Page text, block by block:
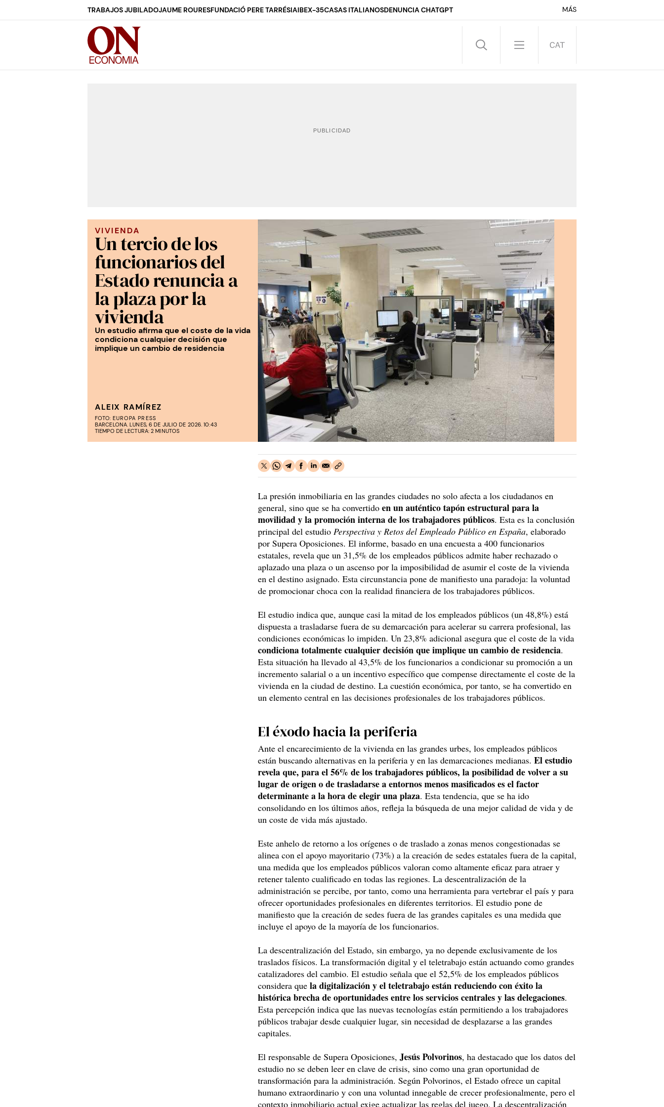
TRABAJOS JUBILADOJAUME ROURESFUNDACIÓ PERE TARRÉSIAIBEX-35CASAS ITALIANOSDENUNCIA CHATGPT MÁS
VIVIENDA
Un tercio de los
funcionarios del
Estado renuncia a
la plaza por la
vivienda
Un estudio afirma que el coste de la vida
condiciona cualquier decisión que
implique un cambio de residencia
ALEIX RAMÍREZ
FOTO: EUROPA PRESS
BARCELONA. LUNES, 6 DE JULIO DE 2026. 10:43
TIEMPO DE LECTURA: 2 MINUTOS
La presión inmobiliaria en las grandes ciudades no solo afecta a los ciudadanos en
general, sino que se ha convertido en un auténtico tapón estructural para la
movilidad y la promoción interna de los trabajadores públicos. Esta es la conclusión
principal del estudio Perspectiva y Retos del Empleado Público en España, elaborado
por Supera Oposiciones. El informe, basado en una encuesta a 400 funcionarios
estatales, revela que un 31,5% de los empleados públicos admite haber rechazado o
aplazado una plaza o un ascenso por la imposibilidad de asumir el coste de la vivienda
en el destino asignado. Esta circunstancia pone de manifiesto una paradoja: la voluntad
de promocionar choca con la realidad financiera de los trabajadores públicos.
El estudio indica que, aunque casi la mitad de los empleados públicos (un 48,8%) está
dispuesta a trasladarse fuera de su demarcación para acelerar su carrera profesional, las
condiciones económicas lo impiden. Un 23,8% adicional asegura que el coste de la vida
condiciona totalmente cualquier decisión que implique un cambio de residencia.
Esta situación ha llevado al 43,5% de los funcionarios a condicionar su promoción a un
incremento salarial o a un incentivo específico que compense directamente el coste de la
vivienda en la ciudad de destino. La cuestión económica, por tanto, se ha convertido en
un elemento central en las decisiones profesionales de los trabajadores públicos.
El éxodo hacia la periferia
Ante el encarecimiento de la vivienda en las grandes urbes, los empleados públicos
están buscando alternativas en la periferia y en las demarcaciones medianas. El estudio
revela que, para el 56% de los trabajadores públicos, la posibilidad de volver a su
lugar de origen o de trasladarse a entornos menos masificados es el factor
determinante a la hora de elegir una plaza. Esta tendencia, que se ha ido
consolidando en los últimos años, refleja la búsqueda de una mejor calidad de vida y de
un coste de vida más ajustado.
Este anhelo de retorno a los orígenes o de traslado a zonas menos congestionadas se
alinea con el apoyo mayoritario (73%) a la creación de sedes estatales fuera de la capital,
una medida que los empleados públicos valoran como altamente eficaz para atraer y
retener talento cualificado en todas las regiones. La descentralización de la
administración se percibe, por tanto, como una herramienta para vertebrar el país y para
ofrecer oportunidades profesionales en diferentes territorios. El estudio pone de
manifiesto que la creación de sedes fuera de las grandes capitales es una medida que
incluye el apoyo de la mayoría de los funcionarios.
La descentralización del Estado, sin embargo, ya no depende exclusivamente de los
traslados físicos. La transformación digital y el teletrabajo están actuando como grandes
catalizadores del cambio. El estudio señala que el 52,5% de los empleados públicos
considera que la digitalización y el teletrabajo están reduciendo con éxito la
histórica brecha de oportunidades entre los servicios centrales y las delegaciones.
Esta percepción indica que las nuevas tecnologías están permitiendo a los trabajadores
públicos trabajar desde cualquier lugar, sin necesidad de desplazarse a las grandes
capitales.
El responsable de Supera Oposiciones, Jesús Polvorinos, ha destacado que los datos del
estudio no se deben leer en clave de crisis, sino como una gran oportunidad de
transformación para la administración. Según Polvorinos, el Estado ofrece un capital
humano extraordinario y con una voluntad innegable de crecer profesionalmente, pero el
contexto inmobiliario actual exige actualizar las reglas del juego. La descentralización